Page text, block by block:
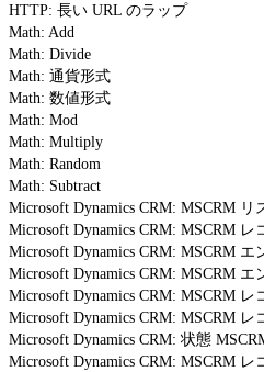
HTTP: 長い URL のラップ
Math: Add
Math: Divide
Math: 通貨形式
Math: 数値形式
Math: Mod
Math: Multiply
Math: Random
Math: Subtract
Microsoft Dynamics CRM: MSCRM
Microsoft Dynamics CRM: MSCRM レ
Microsoft Dynamics CRM: MSCRM エ
Microsoft Dynamics CRM: MSCRM
Microsoft Dynamics CRM: MSCRM レ
Microsoft Dynamics CRM: MSCRM
Microsoft Dynamics CRM: 状態
Microsoft Dynamics CRM: MSCRM レ